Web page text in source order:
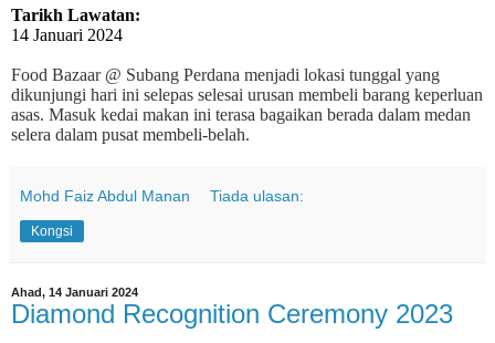
Tarikh Lawatan:
14 Januari 2024
Food Bazaar @ Subang Perdana menjadi lokasi tunggal yang
dikunjungi hari ini selepas selesai urusan membeli barang keperluan
asas. Masuk kedai makan ini terasa bagaikan berada dalam medan
selera dalam pusat membeli-belah.
Mohd Faiz Abdul Manan Tiada ulasan:
Kongsi
Ahad, 14 Januari 2024
Diamond Recognition Ceremony 2023